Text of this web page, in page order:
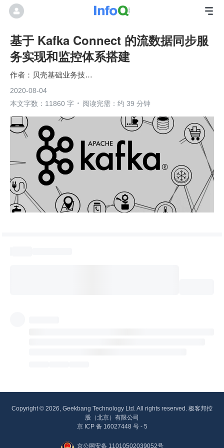
基于 Kafka Connect 的流数据同步服
务实现和监控体系搭建
贝壳基础业务技术团队
2020-08-04
本文字数：11860 字
阅读完需：约 39 分钟
Copyright © 2026, Geekbang Technology Ltd. All rights reserved. 极客邦控
股（北京）有限公司
京 ICP 备 16027448 号 - 5
京公网安备 11010502039052号